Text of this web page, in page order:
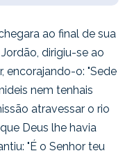
ao final de sua
dirigiu-se ao
encorajando-o:"Sede
nem tenhais
atravessar o rio
Deus lhe havia
"É o Senhor teu